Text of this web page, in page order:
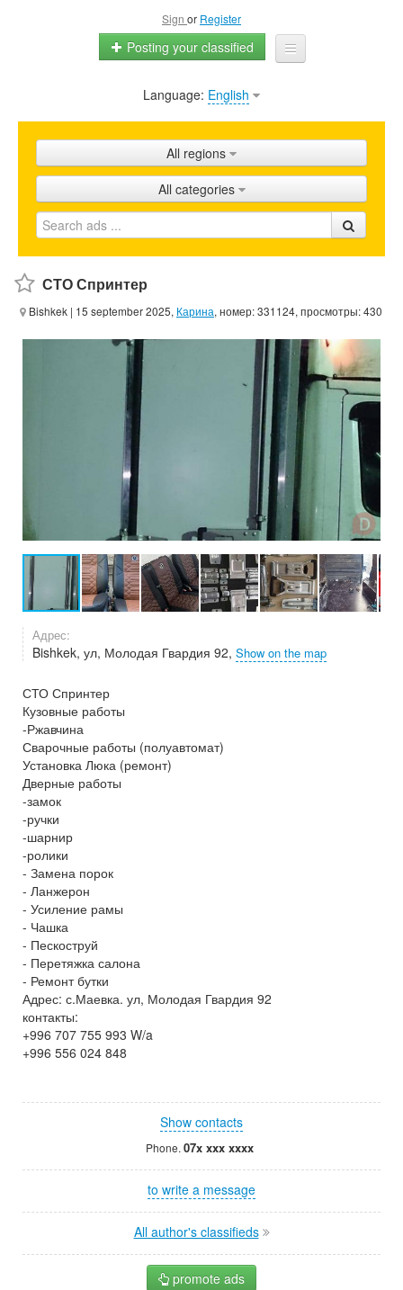
Sign or Register
Posting your classified
Home
Shops
Promotion
FAQ
Language: English
All regions
All categories
СТО Спринтер
Bishkek | 15 september 2025, Карина, номер: 331124, просмотры: 430
Адрес:
Bishkek, ул, Молодая Гвардия 92, Show on the map
СТО Спринтер
Кузовные работы
-Ржавчина
Сварочные работы (полуавтомат)
Установка Люка (ремонт)
Дверные работы
-замок
-ручки
-шарнир
-ролики
- Замена порок
- Ланжерон
- Усиление рамы
- Чашка
- Пескоструй
- Перетяжка салона
- Ремонт бутки
Адрес: с.Маевка. ул, Молодая Гвардия 92
контакты:
+996 707 755 993 W/a
+996 556 024 848
Show contacts
Phone. 07x xxx xxxx
to write a message
All author's classifieds
promote ads